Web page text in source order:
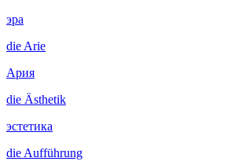
эра
die Arie
Ария
die Ästhetik
эстетика
die Aufführung